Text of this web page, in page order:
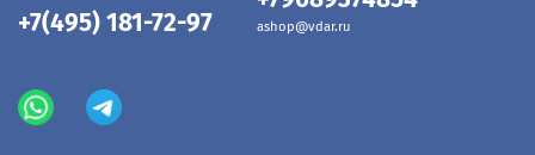
+7(495) 181-72-97 ashop@vdar.ru